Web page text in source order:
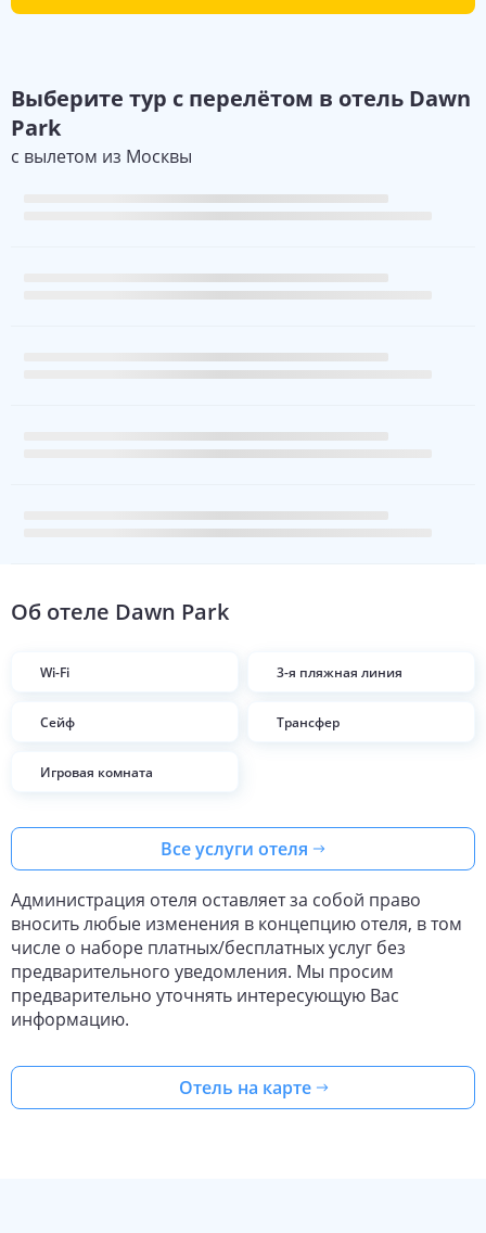
Выберите тур с перелётом в отель Dawn
Park
с вылетом из Москвы
Об отеле Dawn Park
Wi-Fi 3-я пляжная линия
Сейф Трансфер
Игровая комната
Все услуги отеля
Администрация отеля оставляет за собой право
вносить любые изменения в концепцию отеля, в том
числе о наборе платных/бесплатных услуг без
предварительного уведомления. Мы просим
предварительно уточнять интересующую Вас
информацию.
Отель на карте